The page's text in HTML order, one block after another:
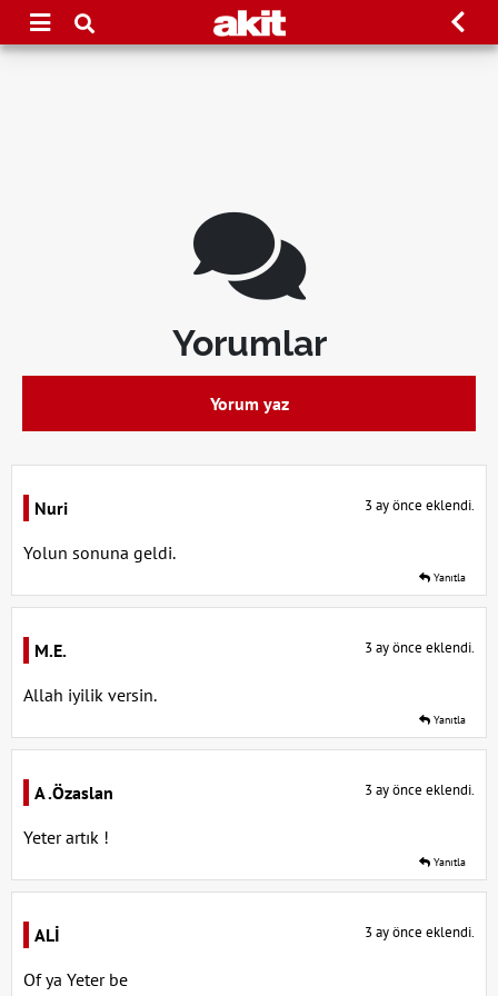
Yorumlar
Yorum yaz
Nuri 3 ay önce eklendi.
Yolun sonuna geldi.
Yanıtla
M.E. 3 ay önce eklendi.
Allah iyilik versin.
Yanıtla
A .Özaslan 3 ay önce eklendi.
Yeter artık !
Yanıtla
ALİ 3 ay önce eklendi.
Of ya Yeter be